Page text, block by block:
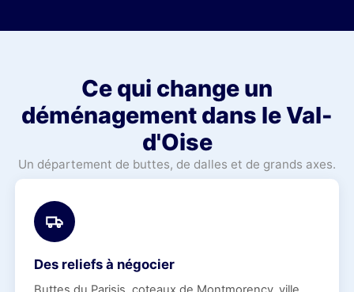
Ce qui change un
déménagement dans le Val-
d'Oise
Un département de buttes, de dalles et de grands axes.
Des reliefs à négocier